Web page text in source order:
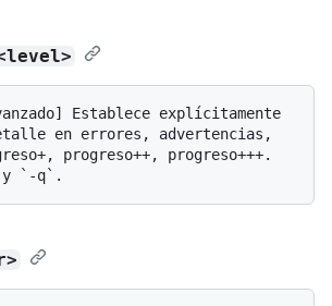
en errores, advertencias,
progreso++, progreso+++.